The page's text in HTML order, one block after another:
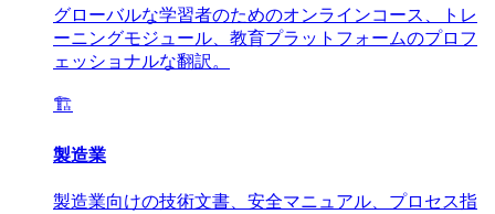
グローバルな学習者のためのオンラインコース、トレ
ーニングモジュール、教育プラットフォームのプロフ
ェッショナルな翻訳。
🏗️
製造業
製造業向けの技術文書、安全マニュアル、プロセス指